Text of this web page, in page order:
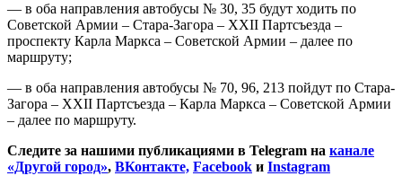
— в оба направления автобусы № 30, 35 будут ходить по
Советской Армии – Стара-Загора – XXII Партсъезда –
проспекту Карла Маркса – Советской Армии – далее по
маршруту;
— в оба направления автобусы № 70, 96, 213 пойдут по Стара-
Загора – XXII Партсъезда – Карла Маркса – Советской Армии
– далее по маршруту.
Следите за нашими публикациями в Telegram на канале
«Другой город», ВКонтакте, Facebook и Instagram